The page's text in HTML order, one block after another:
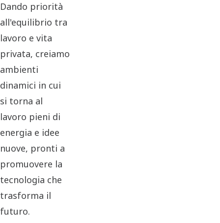
Dando priorità
all'equilibrio tra
lavoro e vita
privata, creiamo
ambienti
dinamici in cui
si torna al
lavoro pieni di
energia e idee
nuove, pronti a
promuovere la
tecnologia che
trasforma il
futuro.